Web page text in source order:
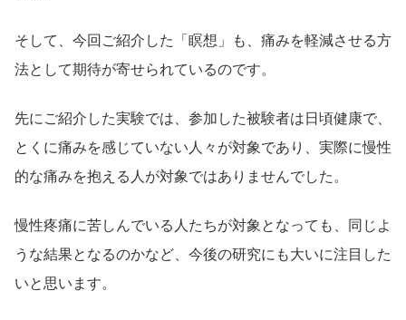
そして、今回ご紹介した「瞑想」も、痛みを軽減させる方
法として期待が寄せられているのです。
先にご紹介した実験では、参加した被験者は日頃健康で、
とくに痛みを感じていない人々が対象であり、実際に慢性
的な痛みを抱える人が対象ではありませんでした。
慢性疼痛に苦しんでいる人たちが対象となっても、同じよ
うな結果となるのかなど、今後の研究にも大いに注目した
いと思います。